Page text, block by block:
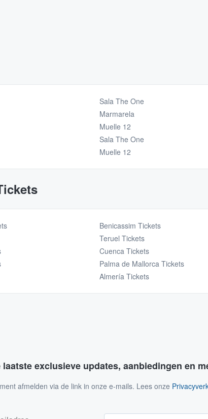
Sala The One
Marmarela
Muelle 12
Sala The One
Muelle 12
Benicassim Tickets
Teruel Tickets
Cuenca Tickets
Palma de Mallorca Tickets
Almería Tickets
exclusieve updates, aanbiedingen en
afmelden via de link in onze e-mails. Lees onze